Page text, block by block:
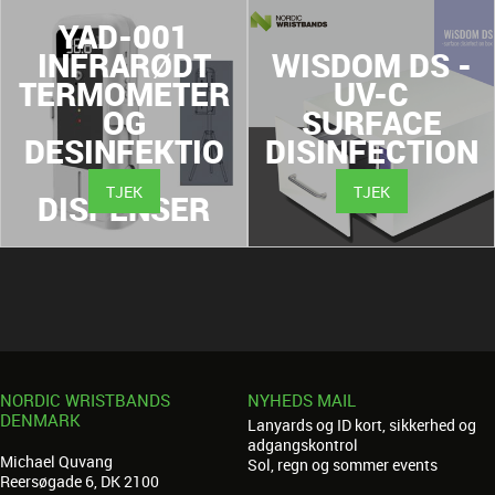
YAD-001
INFRARØDT
TERMOMETER
OG
DESINFEKTIO
NS
DISPENSER
TJEK
WISDOM DS -
UV-C
SURFACE
DISINFECTION
UNIT
TJEK
NORDIC WRISTBANDS
DENMARK
Michael Quvang
Reersøgade 6, DK 2100
NYHEDS MAIL
Lanyards og ID kort, sikkerhed og
adgangskontrol
Sol, regn og sommer events